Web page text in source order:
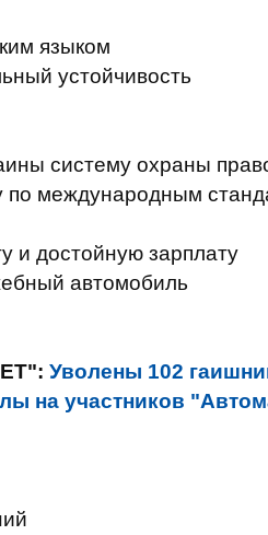
языком
устойчивость
систему охраны
по международным
и достойную зарплату
автомобиль
Уволены 102
на участников